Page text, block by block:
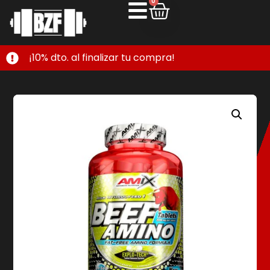
¡10% dto. al finalizar tu compra!